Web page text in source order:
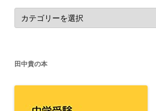
カ
テ
ゴ
田中貴の本